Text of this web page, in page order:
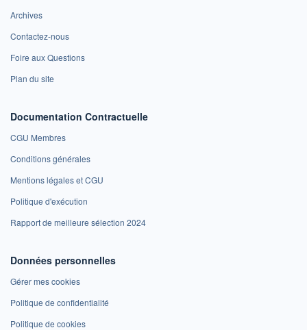
Archives
Contactez-nous
Foire aux Questions
Plan du site
Documentation Contractuelle
CGU Membres
Conditions générales
Mentions légales et CGU
Politique d'exécution
Rapport de meilleure sélection 2024
Données personnelles
Gérer mes cookies
Politique de confidentialité
Politique de cookies